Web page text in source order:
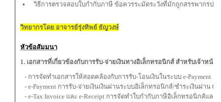
วิธีการตรวจสอบใบกำกับภาษี ข้อควรระมัดระวังที่มักถูกสรรพากรปร
วิทยากรโดย อาจารย์รุ่งทิพย์ ธัญวงษ์
หัวข้อสัมมนา
1. เอกสารที่เกี่ยวข้องกับการรับ-จ่ายเงินทางอิเล็กทรอนิกส์ สำหรับเจ้าหน้า
- การจัดทำเอกสารให้สอดคล้องกับการรับ-โอนเงินในระบบ e-Payment
- e-Payment การรับ-จ่ายเงินเงินผ่านระบบอิเล็กทรอนิกส์/ชำระเงินผ่าน
- e-Tax Invoice และ e-Receipt การจัดทำใบกำกับภาษีอิเล็กทรอนิกส์และ